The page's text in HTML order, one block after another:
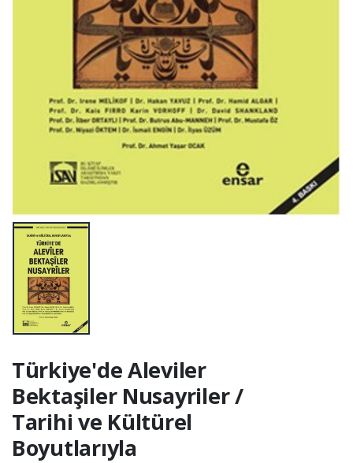
Türkiye'de Aleviler
Bektaşiler Nusayriler /
Tarihi ve Kültürel
Boyutlarıyla